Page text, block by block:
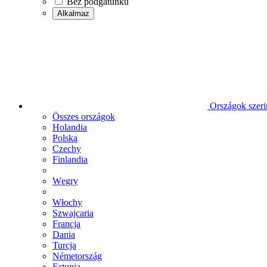
Alkalmaz
Országok
Összes országok
Holandia
Polska
Czechy
Finlandia
Węgry
Włochy
Szwajcaria
Francja
Dania
Turcja
Németország